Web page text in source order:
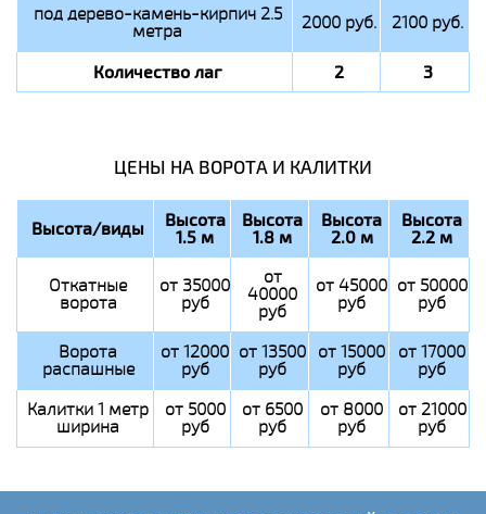
под дерево-камень-кирпич 2.5
метра 2000 руб. 2100 руб.
Количество лаг 2 3
ЦЕНЫ НА ВОРОТА И КАЛИТКИ
Высота/виды Высота
1.5 м
Высота
1.8 м
Высота
2.0 м
Высота
2.2 м
Откатные
ворота
от 35000
руб
от
40000
руб
от 45000
руб
от 50000
руб
Ворота
распашные
от 12000
руб
от 13500
руб
от 15000
руб
от 17000
руб
Калитки 1 метр
ширина
от 5000
руб
от 6500
руб
от 8000
руб
от 21000
руб